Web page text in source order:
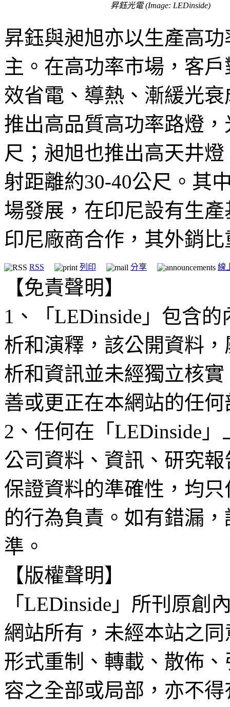
昇鈺光電 (Image: LEDinside)
昇鈺與昶旭亦以生產高
主。在高功率市場，客
效省電、導熱、漸緩光
推出高品質高功率路燈
尺；昶旭也推出高天井
射距離約30-40公尺。其
場發展，在印尼設有生
印尼廠商合作，其外銷
RSS 列印 分享 線
【免責聲明】
1、「LEDinside」包含
析和演釋，該公開資料
析和資訊並未經獨立核
善或更正在本網站的任
2、任何在「LEDinside
公司資料、資訊、研究
保證資料的準確性，均
的行為負責。如有錯漏
準。
【版權聲明】
「LEDinside」所刊原創
網站所有，未經本站之
形式重制、轉載、散佈
容之全部或局部，亦不